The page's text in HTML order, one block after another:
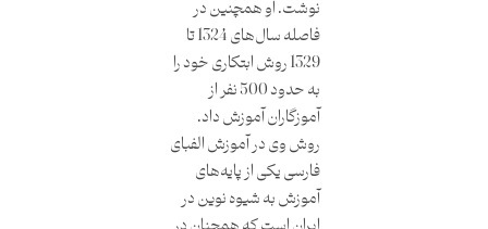
نوشت. او همچنین در
فاصله سال‌های 1324 تا
1329 روش ابتکاری خود را
به حدود 500 نفر از
آموزگاران آموزش داد.
روش وی در آموزش الفبای
فارسی یکی از پایه‌های
آموزش به شیوه نوین در